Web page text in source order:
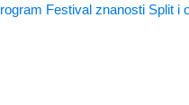
Festival znanosti Split i